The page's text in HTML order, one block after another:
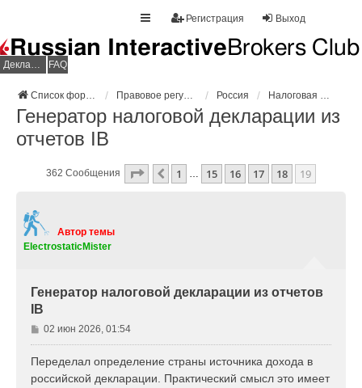
Выход
Регистрация
Декларация НДФЛ FAQ
Список форумов Правовое регулирование Россия Налоговая декларация
Генератор налоговой декларации из
отчетов IB
362 Сообщения Страница 19Из 19
Пред.
1 … 15 16 17 18 19
Автор темы
ElectrostaticMister
Генератор налоговой декларации из отчетов
IB
С
о
о
02 июн 2026, 01:54
Переделал определение страны источника дохода в
российской декларации. Практический смысл это имеет